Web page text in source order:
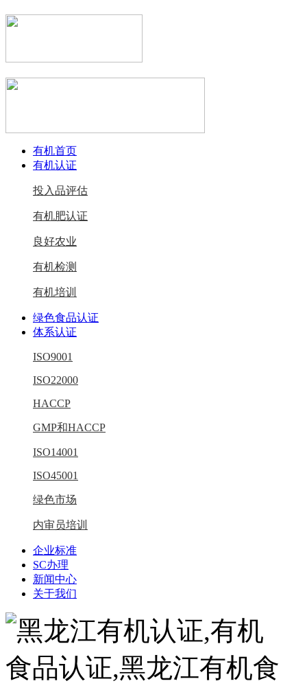
有机首页
有机认证
投入品评估
有机肥认证
良好农业
有机检测
有机培训
绿色食品认证
体系认证
ISO9001
ISO22000
HACCP
GMP和HACCP
ISO14001
ISO45001
绿色市场
内审员培训
企业标准
SC办理
新闻中心
关于我们